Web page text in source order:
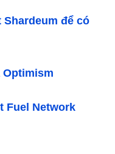
để có
Fuel Network